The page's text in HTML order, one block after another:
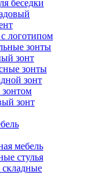
беседки
логотипом
зонты
зонт
зонты
зонт
зонт
мебель
стулья